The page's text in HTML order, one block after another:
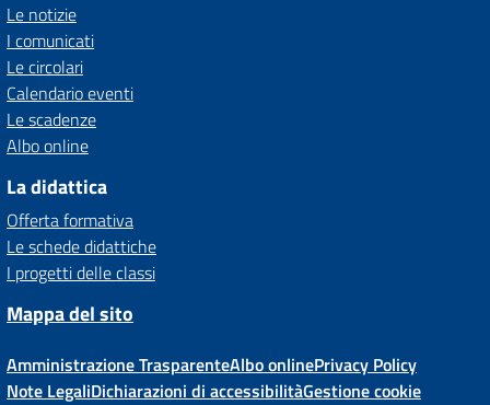
Le notizie
I comunicati
Le circolari
Calendario eventi
Le scadenze
Albo online
La didattica
Offerta formativa
Le schede didattiche
I progetti delle classi
Mappa del sito
Amministrazione TrasparenteAlbo onlinePrivacy Policy
Note LegaliDichiarazioni di accessibilitàGestione cookie